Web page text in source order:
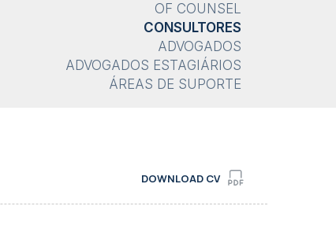
OF COUNSEL
CONSULTORES
ADVOGADOS
ADVOGADOS ESTAGIÁRIOS
ÁREAS DE SUPORTE
DOWNLOAD CV